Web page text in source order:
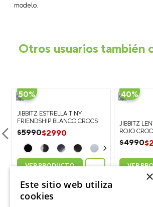
modelo.
Otros usuarios también
-
50%
JIBBITZ ESTRELLA TINY
FRIENDSHIP BLANCO CROCS
$5990$2990
VER PRODUCTO
-
40%
JIBBITZ
ROJO
$4990$
VER
×
Este sitio web utiliza
cookies